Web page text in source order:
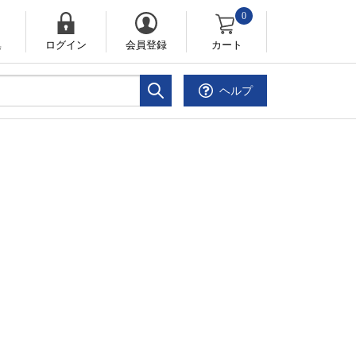
ログイン 会員登録 カート
0
ヘルプ